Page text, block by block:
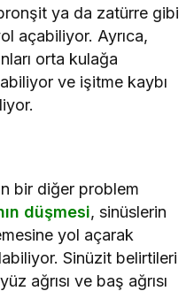
ya da zatürre gibi
açabiliyor. Ayrıca,
orta kulağa
ve işitme kaybı
bir diğer problem
düşmesi, sinüslerin
yol açarak
Sinüzit belirtileri
ağrısı ve baş ağrısı